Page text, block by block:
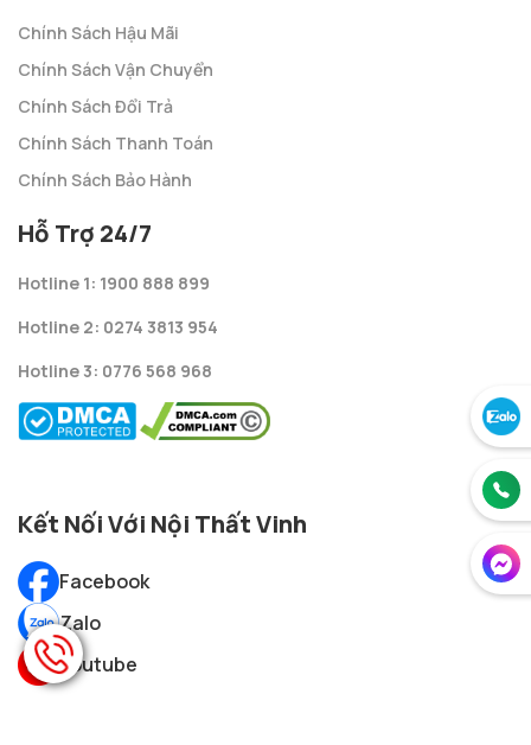
Chính Sách Hậu Mãi
Chính Sách Vận Chuyển
Chính Sách Đổi Trả
Chính Sách Thanh Toán
Chính Sách Bảo Hành
Hỗ Trợ 24/7
Hotline 1: 1900 888 899
Hotline 2: 0274 3813 954
Hotline 3: 0776 568 968
Kết Nối Với Nội Thất Vinh
Facebook
Zalo
Youtube